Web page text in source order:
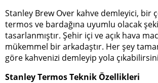
Stanley Brew Over kahve demleyici, bir
termos ve bardağına uyumlu olacak
tasarlanmıştır. Şehir içi ve açık hava
mükemmel bir arkadaştır. Her şey
göre kahvenizi demleyip yola
Stanley Termos Teknik Özellikleri